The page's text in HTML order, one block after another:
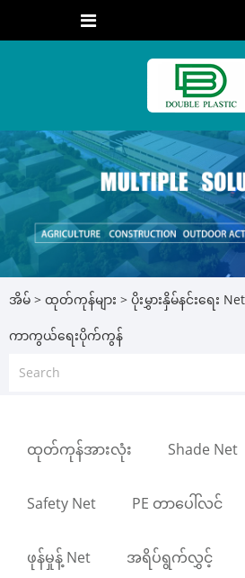
အိမ် > ထုတ်ကုန်များ > ပိုးမွှားနှိမ်နင်းရေး Net
ကာကွယ်ရေးပိုက်ကွန်
ထုတ်ကုန်အားလုံး Shade Net
Safety Net PE တာပေါ်လင်
ဖုန်မှုန့် Net အရိပ်ရွက်လွှင့်